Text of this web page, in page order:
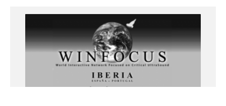
III CONGRESO WINFOCUS IBERIA
III CONGRESO WINFOCUS IBERIA
CÓRDOBA